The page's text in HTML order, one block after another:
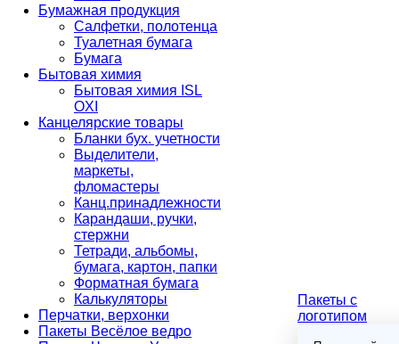
Бумажная продукция
Салфетки, полотенца
Туалетная бумага
Бумага
Бытовая химия
Бытовая химия ISL
OXI
Канцелярские товары
Бланки бух. учетности
Выделители,
маркеты,
фломастеры
Канц.принадлежности
Карандаши, ручки,
стержни
Тетради, альбомы,
бумага, картон, папки
Форматная бумага
Калькуляторы
Перчатки, верхонки
Пакеты Весёлое ведро
Пакеты с
логотипом